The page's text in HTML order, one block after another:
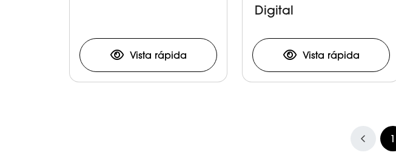
Vista rápida
Digital
Vista rápida
1